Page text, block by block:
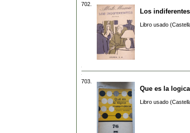
702.
Los indiferentes
Libro usado
703.
Que es la
Libro usado